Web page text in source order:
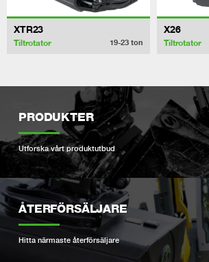
XTR23
Tiltrotator 19-23 ton
X26
Tiltrotator
PRODUKTER
Utforska vårt produktutbud
ÅTERFÖRSÄLJARE
Hitta närmaste återförsäljare